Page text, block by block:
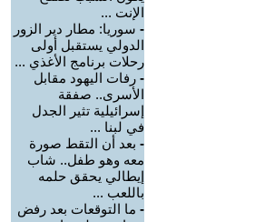
الإنت ...
- سوريا: مطار دير الزور
الدولي يستقبل أولى
رحلات برنامج الأغذي ...
- رفات اليهود مقابل
الأسرى.. صفقة
إسرائيلية تثير الجدل
في لبنا ...
- بعد أن التقط صورة
معه وهو طفل.. شاب
إيطالي يحقق حلمه
باللعب ...
- ما التوقعات بعد رفض